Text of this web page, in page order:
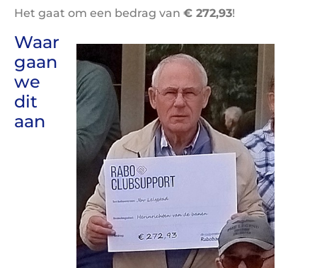
Het gaat om een bedrag van € 272,93!
Waar
gaan
we
dit
aan